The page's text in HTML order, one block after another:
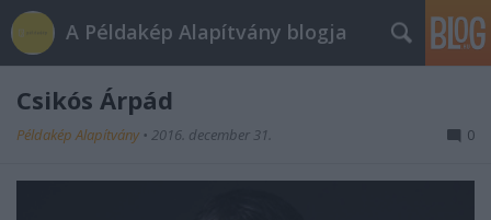
A Példakép Alapítvány blogja
Csikós Árpád
Példakép Alapítvány • 2016. december 31. 0